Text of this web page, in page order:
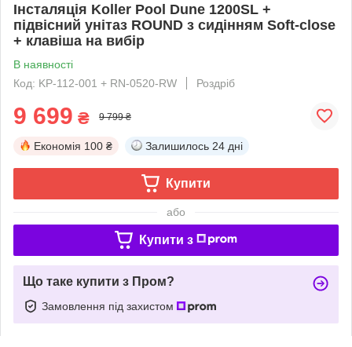
Інсталяція Koller Pool Dune 1200SL +
підвісний унітаз ROUND з сидінням Soft-close
+ клавіша на вибір
В наявності
Код: KP-112-001 + RN-0520-RW
Роздріб
9 699 ₴ 9 799 ₴
Економія 100 ₴ Залишилось 24 дні
Купити
або
Купити з
Що таке купити з Пром?
Замовлення під захистом